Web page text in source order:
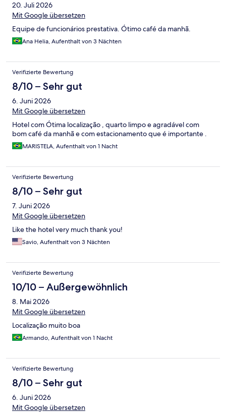
20. Juli 2026
Mit Google übersetzen
Equipe de funcionários prestativa. Ótimo café da manhã.
Ana Helia, Aufenthalt von 3 Nächten
Verifizierte Bewertung
8/10 – Sehr gut
6. Juni 2026
Mit Google übersetzen
Hotel com Ótima localização , quarto limpo e agradável com
bom café da manhã e com estacionamento que é importante .
MARISTELA, Aufenthalt von 1 Nacht
Verifizierte Bewertung
8/10 – Sehr gut
7. Juni 2026
Mit Google übersetzen
Like the hotel very much thank you!
Savio, Aufenthalt von 3 Nächten
Verifizierte Bewertung
10/10 – Außergewöhnlich
8. Mai 2026
Mit Google übersetzen
Localização muito boa
Armando, Aufenthalt von 1 Nacht
Verifizierte Bewertung
8/10 – Sehr gut
6. Juni 2026
Mit Google übersetzen